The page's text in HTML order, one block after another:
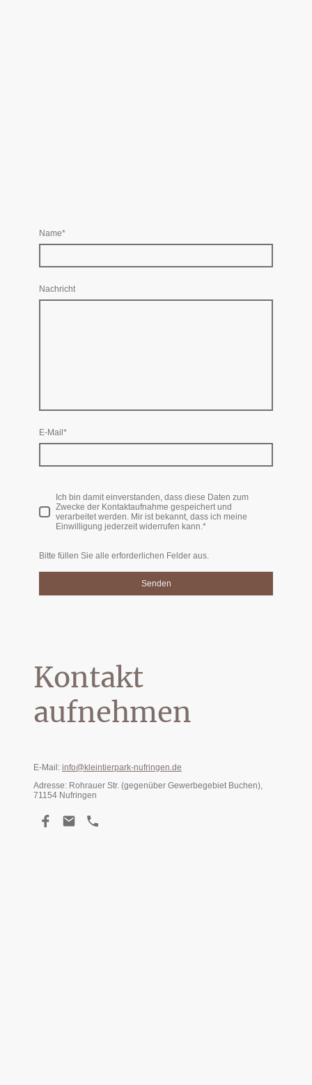
Name*
Nachricht
E-Mail *
Ich bin damit einverstanden, dass diese Daten zum
Zwecke der Kontaktaufnahme gespeichert und
verarbeitet werden. Mir ist bekannt, dass ich meine
Einwilligung jederzeit widerrufen kann. *
Bitte füllen Sie alle erforderlichen Felder aus.
Senden
Kontakt
aufnehmen
E-Mail: info@kleintierpark-nufringen.de
Adresse: Rohrauer Str. (gegenüber Gewerbegebiet Buchen),
71154 Nufringen